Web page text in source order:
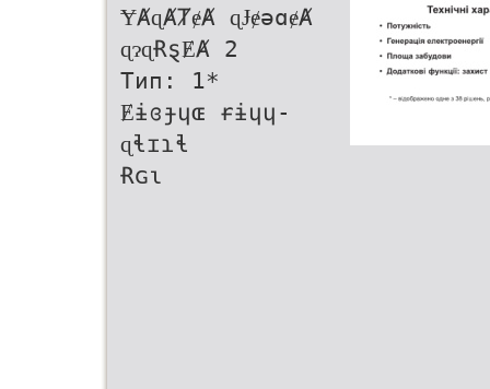
ɎȺɋȺȾɇȺ ɋɈɇəɑɇȺ
ɋɂɋɌȿɆȺ 2
Тип: 1*
Ɇɨɞɟɥɶ ɍɨɥɥ-
ɋɬɪɿɬ
Ɍɢɩ